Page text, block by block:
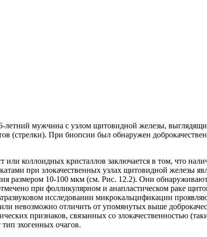
мужчина с узлом щитовидной железы,
(стрелки). При биопсии был обнаружен
коллоидных кристаллов заключается в том, что
при злокачественных узлах щитовидной железы
размером 10-100 мкм (см. Рис. 12.2). Они
при фолликулярном и анапластическом раке
исследовании микрокальцификации
невозможно отличить от упомянутых выше
признаков, связанных со злокачественностью
эхогенных очагов.